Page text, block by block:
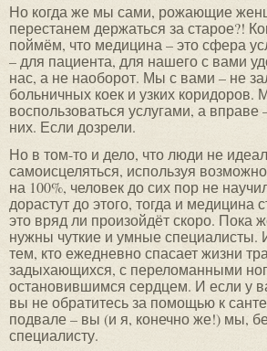
Но когда же мы сами, рожающие
перестанем держаться за старое?!
поймём, что медицина – это сфера
– для пациента, для нашего с вами
нас, а не наоборот. Мы с вами – не
больничных коек и узких коридоров.
воспользоваться услугами, а вправе
них. Если дозрели.
Но в том-то и дело, что люди не
самоисцеляться, используя
на 100%, человек до сих пор не
дорастут до этого, тогда и медицина
это вряд ли произойдёт скоро. Пока
нужны чуткие и умные специалисты.
тем, кто ежедневно спасает жизни
задыхающихся, с переломанными
остановившимся сердцем. И если у
вы не обратитесь за помощью к
подвале – вы (и я, конечно же!) мы,
специалисту.